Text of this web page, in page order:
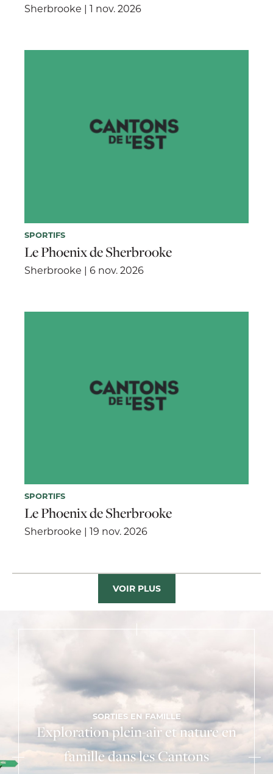
Sherbrooke | 1 nov. 2026
SPORTIFS
Le Phoenix de Sherbrooke
Sherbrooke | 6 nov. 2026
SPORTIFS
Le Phoenix de Sherbrooke
Sherbrooke | 19 nov. 2026
VOIR PLUS
SORTIES EN FAMILLE
Exploration plein-air et nature en
famille dans les Cantons